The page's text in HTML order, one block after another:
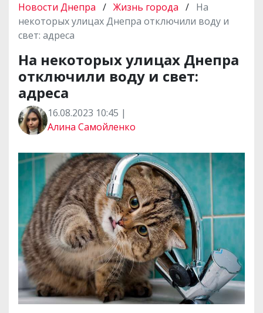
Новости Днепра / Жизнь города / На
некоторых улицах Днепра отключили воду и
свет: адреса
На некоторых улицах Днепра
отключили воду и свет:
адреса
16.08.2023 10:45 |
Алина Самойленко